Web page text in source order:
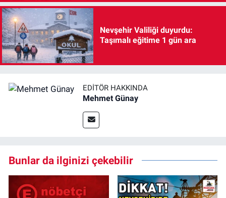
Nevşehir Valiliği duyurdu:
Taşımalı eğitime 1 gün ara
EDITÖR HAKKINDA
Mehmet Günay
Bunlar da ilginizi çekebilir